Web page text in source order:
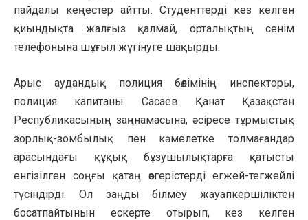
пайдалы кеңестер айтты. Студенттерді кез келген
қиындықта жалғыз қалмай, орталықтың сенім
телефонына шұғыл жүгінуге шақырды.
Арыс аудандық полиция бөлімінің инспекторы,
полиция капитаны Сасаев Қанат Қазақстан
Республикасының заңнамасына, әсіресе тұрмыстық
зорлық-зомбылық пен кәмелетке толмағандар
арасындағы құқық бұзушылықтарға қатысты
енгізілген соңғы қатаң өзгерістерді егжей-тегжейлі
түсіндірді. Ол заңды білмеу жауапкершіліктен
босатпайтынын ескерте отырып, кез келген